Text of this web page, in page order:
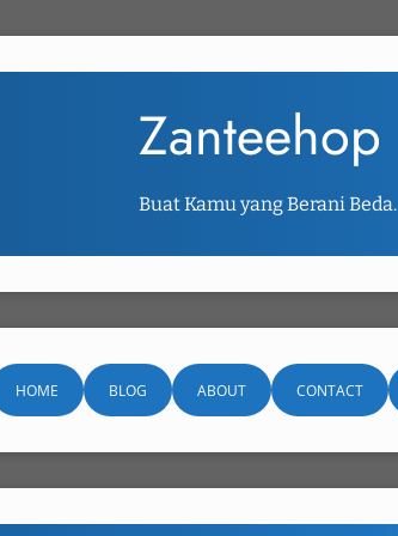
Zanteehop
Buat Kamu yang Berani Beda.
HOME BLOG ABOUT CONTACT